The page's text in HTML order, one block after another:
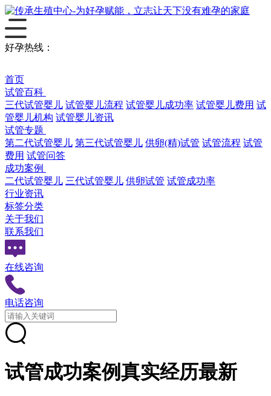
好孕热线：
首页
试管百科
三代试管婴儿 试管婴儿流程 试管婴儿成功率 试管婴儿费用 试
管婴儿机构 试管婴儿资讯
试管专题
第二代试管婴儿 第三代试管婴儿 供卵(精)试管 试管流程 试管
费用 试管问答
成功案例
二代试管婴儿 三代试管婴儿 供卵试管 试管成功率
行业资讯
标签分类
关于我们
联系我们
在线咨询
电话咨询
试管成功案例真实经历最新